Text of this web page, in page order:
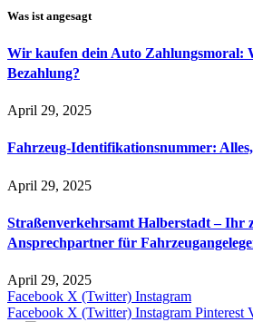
Was ist angesagt
Wir kaufen dein Auto Zahlungsmoral:
Bezahlung?
April 29, 2025
Fahrzeug-Identifikationsnummer: Alles,
April 29, 2025
Straßenverkehrsamt Halberstadt – Ihr
Ansprechpartner für
April 29, 2025
Facebook X (Twitter) Instagram
Facebook X (Twitter) Instagram Pinterest